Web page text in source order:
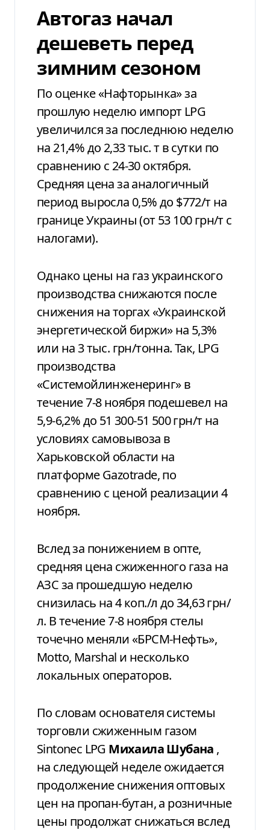
Автогаз начал
дешеветь перед
зимним сезоном
По оценке «Нафторынка» за
прошлую неделю импорт LPG
увеличился за последнюю неделю
на 21,4% до 2,33 тыс. т в сутки по
сравнению с 24-30 октября.
Средняя цена за аналогичный
период выросла 0,5% до $772/т на
границе Украины (от 53 100 грн/т с
налогами).
Однако цены на газ украинского
производства снижаются после
снижения на торгах «Украинской
энергетической биржи» на 5,3%
или на 3 тыс. грн/тонна. Так, LPG
производства
«Системойлинженеринг» в
течение 7-8 ноября подешевел на
5,9-6,2% до 51 300-51 500 грн/т на
условиях самовывоза в
Харьковской области на
платформе Gazotrade, по
сравнению с ценой реализации 4
ноября.
Вслед за понижением в опте,
средняя цена сжиженного газа на
АЗС за прошедшую неделю
снизилась на 4 коп./л до 34,63 грн/
л. В течение 7-8 ноября стелы
точечно меняли «БРСМ-Нефть»,
Motto, Marshal и несколько
локальных операторов.
По словам основателя системы
торговли сжиженным газом
Sintonec LPG Михаила Шубана ,
на следующей неделе ожидается
продолжение снижения оптовых
цен на пропан-бутан, а розничные
цены продолжат снижаться вслед